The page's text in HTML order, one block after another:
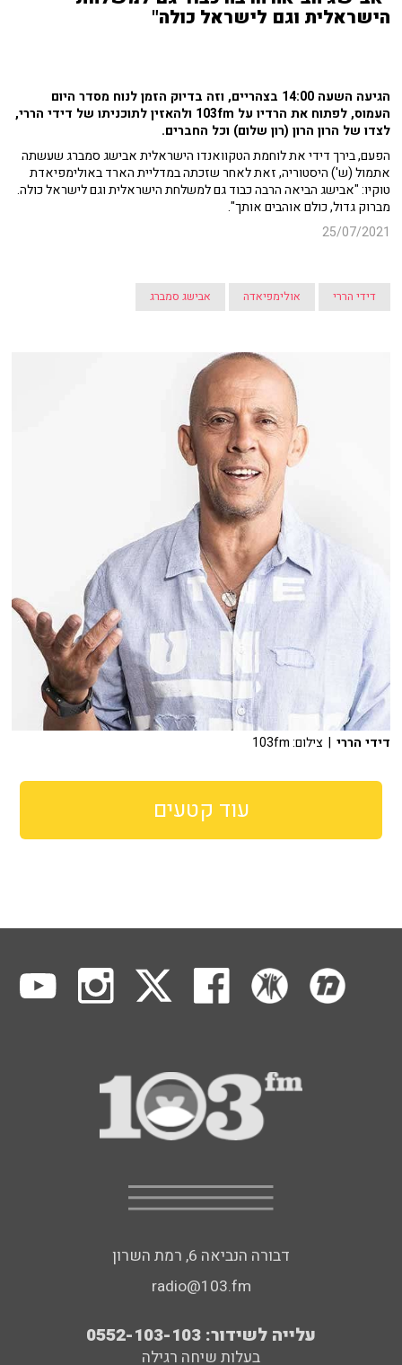
הישראלית וגם לישראל כולה"
הגיעה השעה 14:00 בצהריים, וזה בדיוק הזמן לנוח מסדר היום
העמוס, לפתוח את הרדיו על 103fm ולהאזין לתוכניתו של דידי הררי,
לצדו של הרון הרון (רון שלום) וכל החברים.
הפעם, בירך דידי את לוחמת הטקוואנדו הישראלית אבישג סמברג שעשתה
אתמול (ש') היסטוריה, זאת לאחר שזכתה במדליית הארד באולימפיאדת
טוקיו: "אבישג הביאה הרבה כבוד גם למשלחת הישראלית וגם לישראל כולה.
מברוק גדול, כולם אוהבים אותך".
25/07/2021
דידי הררי אולימפיאדה אבישג סמברג
דידי הררי | צילום: 103fm
עוד קטעים
דבורה הנביאה 6, רמת השרון
radio@103.fm
עלייה לשידור: 0552-103-103
בעלות שיחה רגילה